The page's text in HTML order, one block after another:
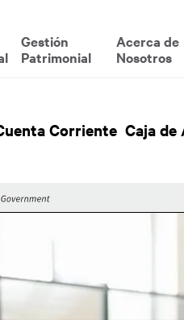
Menu
Gestión
Patrimonial
Acerca de
Nosotros
Header
Corriente Caja